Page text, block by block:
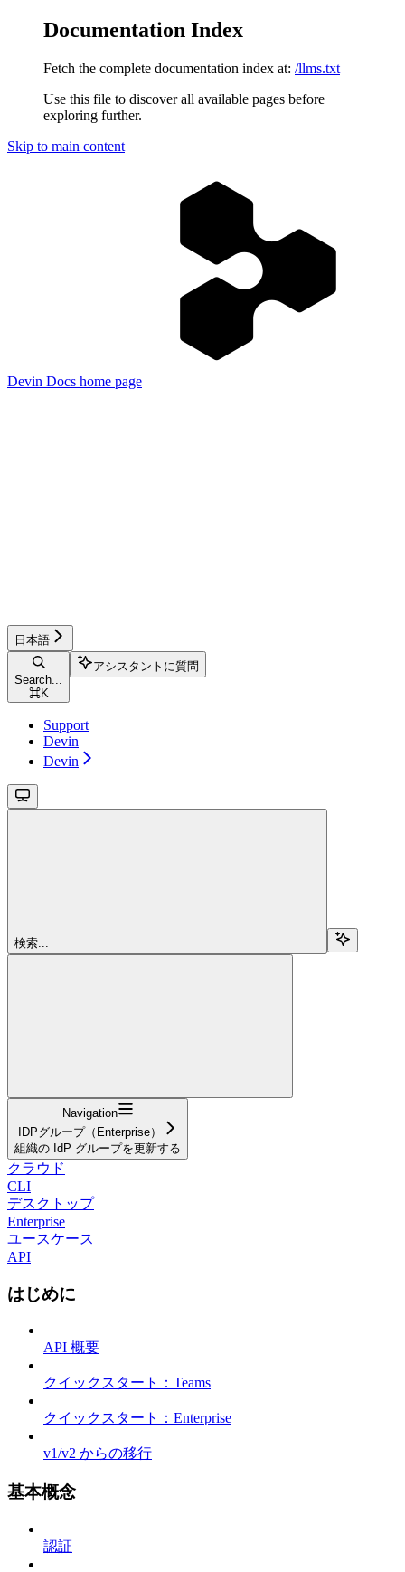
Documentation Index
Fetch the complete documentation index at: /llms.txt
Use this file to discover all available pages before
exploring further.
Skip to main content
Devin Docs home page
日本語
Search...
⌘K
アシスタントに質問
Support
Devin
Devin
検索...
Navigation
IDPグループ（Enterprise）
組織の IdP グループを更新する
クラウド
CLI
デスクトップ
Enterprise
ユースケース
API
はじめに
API 概要
クイックスタート：Teams
クイックスタート：Enterprise
v1/v2 からの移行
基本概念
認証